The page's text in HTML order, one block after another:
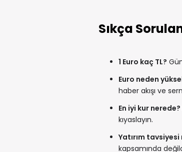
Sıkça
1 Euro kaç TL?
Euro neden
haber akışı ve
En iyi kur nerede?
kıyaslayın.
Yatırım
kapsamında